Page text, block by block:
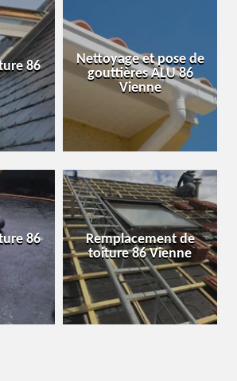
86
Nettoyage et pose de
gouttières ALU 86
Vienne
86
Remplacement de
toiture 86 Vienne